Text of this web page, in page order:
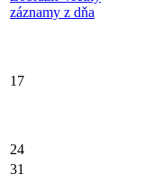
záznamy z dňa
17
24
31